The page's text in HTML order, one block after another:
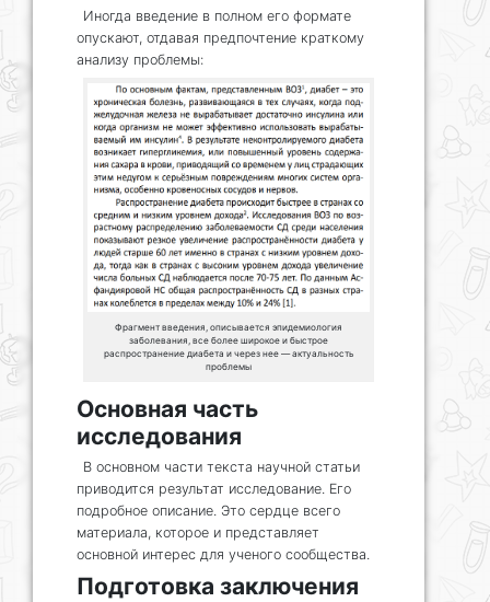
Иногда введение в полном его формате
опускают, отдавая предпочтение краткому
анализу проблемы:
Фрагмент введения, описывается эпидемиология
заболевания, все более широкое и быстрое
распространение диабета и через нее — актуальность
проблемы
Основная часть
исследования
В основном части текста научной статьи
приводится результат исследование. Его
подробное описание. Это сердце всего
материала, которое и представляет
основной интерес для ученого сообщества.
Подготовка заключения